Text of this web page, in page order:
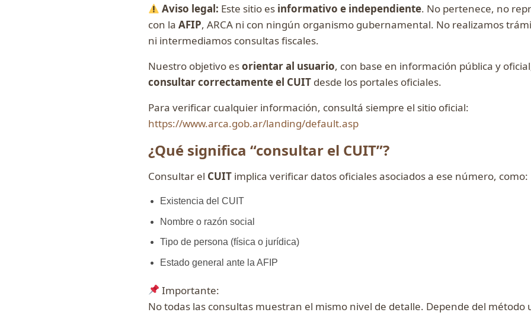
Aviso legal: Este sitio es informativo e independiente. No pertenece, no
con la AFIP, ARCA ni con ningún organismo gubernamental. No realizamos
ni intermediamos consultas fiscales.
Nuestro objetivo esorientar al usuario, con base en información pública y
consultar correctamente el CUITdesde los portales oficiales.
Para verificar cualquier información, consultá siempre el sitio oficial:
https://www.arca.gob.ar/landing/default.asp
¿Qué significa “consultar el CUIT”?
Consultar el CUITimplica verificar datos oficiales asociados a ese número, como:
Existencia del CUIT
Nombre o razón social
Tipo de persona (física o jurídica)
Estado general ante la AFIP
Importante:
No todas las consultas muestran el mismo nivel de detalle. Depende del método